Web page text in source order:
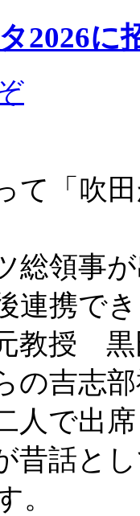
2026に
て「吹
総領事
連携で
教授
の吉志
人で出
昔話と
。